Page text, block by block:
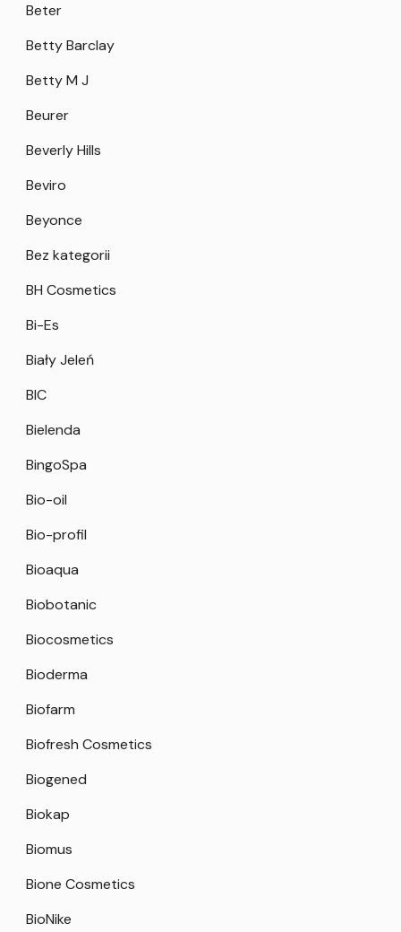
Beter
Betty Barclay
Betty M J
Beurer
Beverly Hills
Beviro
Beyonce
Bez kategorii
BH Cosmetics
Bi-Es
Biały Jeleń
BIC
Bielenda
BingoSpa
Bio-oil
Bio-profil
Bioaqua
Biobotanic
Biocosmetics
Bioderma
Biofarm
Biofresh Cosmetics
Biogened
Biokap
Biomus
Bione Cosmetics
BioNike